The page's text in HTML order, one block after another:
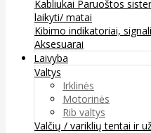
Kabliukai Paruoštos
laikyti/ matai
Kibimo indikatoriai,
Aksesuarai
Laivyba
Valtys
Irklinės
Motorinės
Rib valtys
Valčių / variklių tentai ir